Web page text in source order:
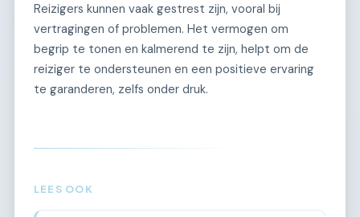
Reizigers kunnen vaak gestrest zijn, vooral bij
vertragingen of problemen. Het vermogen om
begrip te tonen en kalmerend te zijn, helpt om de
reiziger te ondersteunen en een positieve ervaring
te garanderen, zelfs onder druk.
LEES OOK